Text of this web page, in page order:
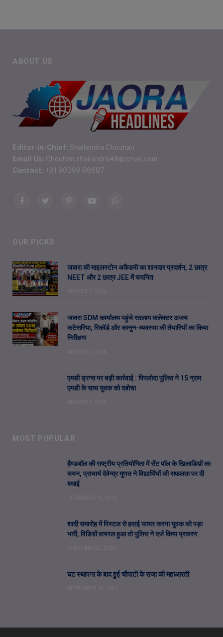
ABOUT US
Editor-in-Chief: Shailendra Chouhan
Email Us: Chouhan.shailendra48@gmail.com
Contact: +91 90399 86687
FacebookTwitterPinterestYouTubeWhatsApp
OUR PICKS
जावरा की माइलस्टोन अकैडमी का शानदार प्रदर्शन, 2 छात्र
NEET और 2 छात्र JEE में चयनित
जावरा SDM कार्यालय पहुंचे रतलाम कलेक्टर अजय
कटेसरिया, रिकॉर्ड और कानून-व्यवस्था की तैयारियों का किया
निरीक्षण
एमडी ड्रग्स पर बड़ी कार्रवाई : पिपलोदा पुलिस ने 15 ग्राम
एमडी के साथ युवक को दबोचा
MOST POPULAR
हैण्डबॉल की राष्ट्रीय प्रतियोगिता में सेंट पॉल के खिलाडिय़ों का
चयन, प्राचार्य देवेन्द्र मूणत ने विद्यार्थियों की सफलता पर दी
बधाई
शादी समारोह में पिस्टल से हवाई फायर करना युवक को पड़ा
भारी, विडिय़ों वायरल हुआ तो पुलिस ने दर्ज किया प्रकरण
घट स्थापना के बाद हुई चौपाटी के राजा की महाआरती